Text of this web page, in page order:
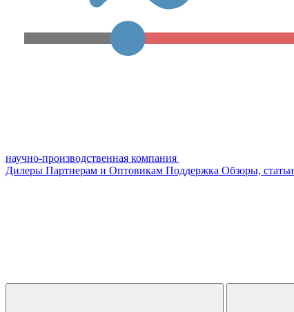
научно-производственная компания
Дилеры Партнерам и Оптовикам Поддержка Обзоры, статьи